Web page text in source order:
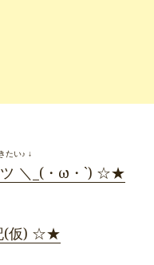
たい♪ ↓
＼_(・ω・`) ☆★
(仮) ☆★